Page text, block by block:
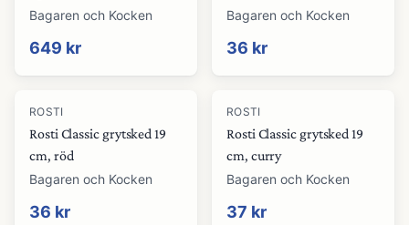
Bagaren och Kocken
649 kr
Bagaren och Kocken
36 kr
ROSTI
Rosti Classic grytsked 19
cm, röd
Bagaren och Kocken
36 kr
ROSTI
Rosti Classic grytsked 19
cm, curry
Bagaren och Kocken
37 kr